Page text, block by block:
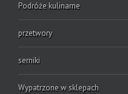
Podróże kulinarne
przetwory
serniki
Wypatrzone w sklepach